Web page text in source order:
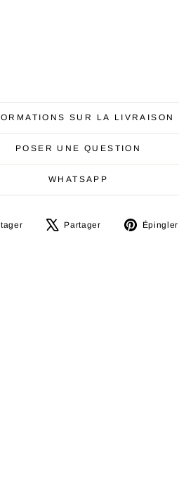
SUR LA LIVRAISON
POSER UNE QUESTION
WHATSAPP
PartagerPartager
TweeterÉpingler